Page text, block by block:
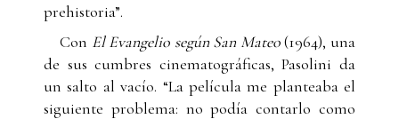
prehistoria”.
Con El Evangelio según San Mateo(1964), una
de sus cumbres cinematográficas, Pasolini da
un salto al vacío. “La película me planteaba el
siguiente problema: no podía contarlo como